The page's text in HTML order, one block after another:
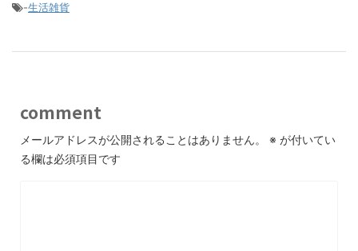
-生活雑貨
comment
メールアドレスが公開されることはありません。 ※ が付いてい
る欄は必須項目です